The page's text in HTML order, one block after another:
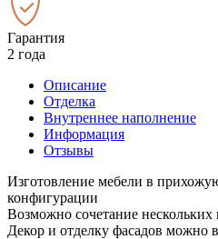
Гарантия
2 года
Описание
Отделка
Внутреннее наполнение
Информация
Отзывы
Изготовление мебели в
конфигурации
Возможно сочетание нескольких
Декор и отделку фасадов можно